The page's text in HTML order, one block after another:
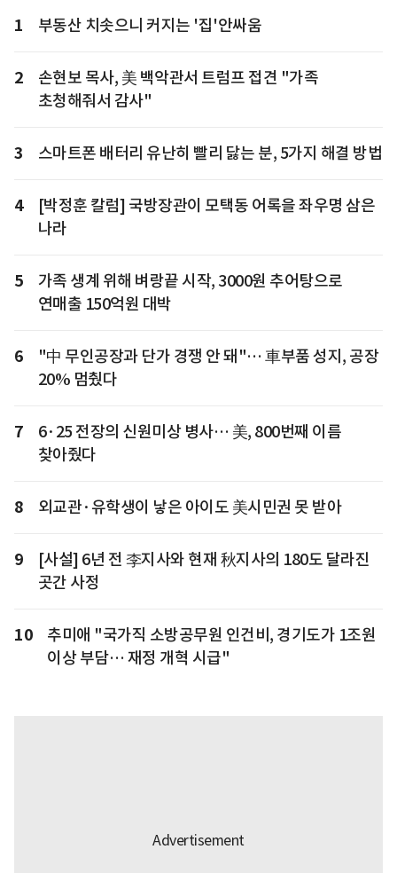
1 부동산 치솟으니 커지는 '집'안싸움
2
손현보 목사, 美 백악관서 트럼프 접견 "가족
초청해줘서 감사"
3 스마트폰 배터리 유난히 빨리 닳는 분, 5가지 해결 방법
4
[박정훈 칼럼] 국방장관이 모택동 어록을 좌우명 삼은
나라
5
가족 생계 위해 벼랑끝 시작, 3000원 추어탕으로
연매출 150억원 대박
6
"中 무인공장과 단가 경쟁 안 돼"… 車부품 성지, 공장
20% 멈췄다
7
6·25 전장의 신원미상 병사… 美, 800번째 이름
찾아줬다
8 외교관·유학생이 낳은 아이도 美시민권 못 받아
9
[사설] 6년 전 李지사와 현재 秋지사의 180도 달라진
곳간 사정
10
추미애 "국가직 소방공무원 인건비, 경기도가 1조원
이상 부담… 재정 개혁 시급"